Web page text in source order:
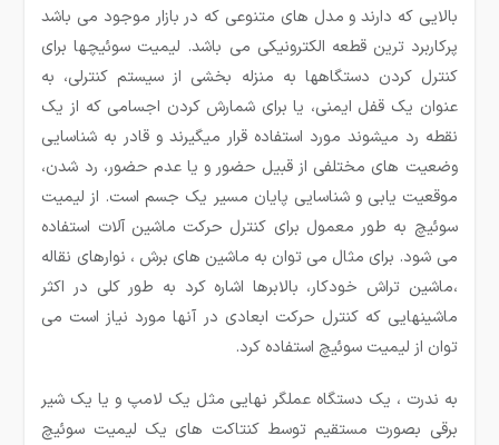
بالایی که دارند و مدل های متنوعی که در بازار موجود می باشد
پرکاربرد ترین قطعه الکترونیکی می باشد. لیمیت سوئیچ­ها برای
کنترل کردن دستگاه­ها به منزله بخشی از سیستم کنترلی، به
عنوان یک قفل ایمنی، یا برای شمارش کردن اجسامی که از یک
نقطه رد می­شوند مورد استفاده قرار می­گیرند و قادر به شناسایی
وضعیت های مختلفی از قبیل حضور و یا عدم حضور، رد شدن،
موقعیت یابی و شناسایی پایان مسیر یک جسم است. از لیمیت
سوئیچ به طور معمول برای کنترل حرکت ماشین آلات استفاده
می شود. برای مثال می توان به ماشین های برش ، نوارهای نقاله
،ماشین تراش خودکار، بالابرها اشاره کرد به طور کلی در اکثر
ماشین­هایی که کنترل حرکت ابعادی در آنها مورد نیاز است می
توان از لیمیت سوئیچ استفاده کرد.
به ندرت ، یک دستگاه عملگر نهایی مثل یک لامپ و یا یک شیر
برقی بصورت مستقیم توسط کنتاکت های یک لیمیت سوئیچ